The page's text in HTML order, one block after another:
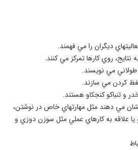
ديگران را مي فهمند.
روي كارها تمركز مي كنند.
طولاني مي نويسند.
كردن مي سازند.
و تنباكو كنجكاو هستند.
مي دهند مثل مهارتهاي خاص در نوشتن،
علاقه به كارهاي عملي مثل سوزن دوزي و